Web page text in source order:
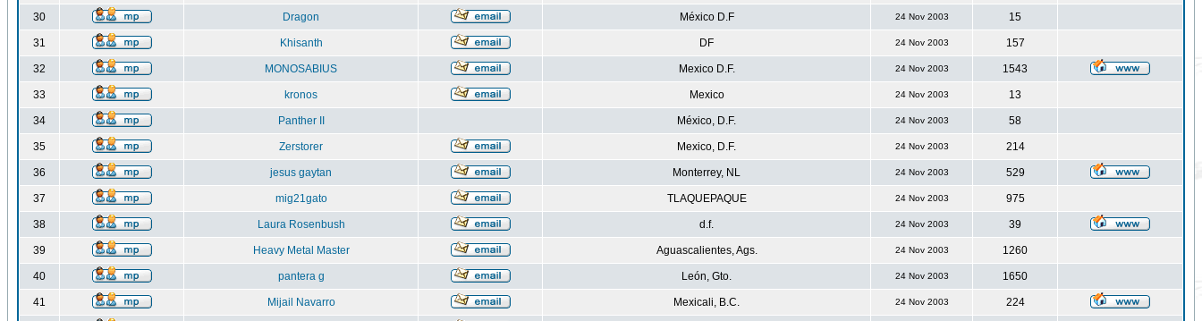
30 Dragon México D.F 24 Nov 2003 15
31 Khisanth DF 24 Nov 2003 157
32 MONOSABIUS Mexico D.F. 24 Nov 2003 1543
33 kronos Mexico 24 Nov 2003 13
34 Panther II México, D.F. 24 Nov 2003 58
35 Zerstorer Mexico, D.F. 24 Nov 2003 214
36 jesus gaytan Monterrey, NL 24 Nov 2003 529
37 mig21gato TLAQUEPAQUE 24 Nov 2003 975
38 Laura Rosenbush d.f. 24 Nov 2003 39
39 Heavy Metal Master Aguascalientes, Ags. 24 Nov 2003 1260
40 pantera g León, Gto. 24 Nov 2003 1650
41 Mijail Navarro Mexicali, B.C. 24 Nov 2003 224